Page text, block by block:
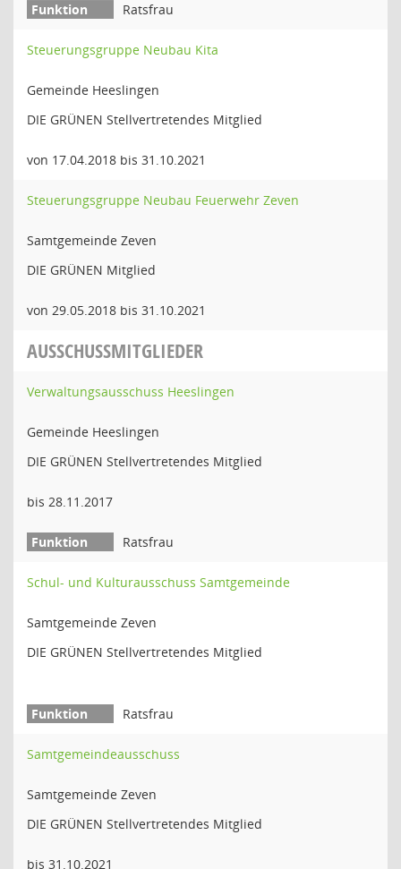
Ratsfrau
Steuerungsgruppe Neubau Kita
Gemeinde Heeslingen
DIE GRÜNEN Stellvertretendes Mitglied
von 17.04.2018 bis 31.10.2021
Steuerungsgruppe Neubau Feuerwehr Zeven
Samtgemeinde Zeven
DIE GRÜNEN Mitglied
von 29.05.2018 bis 31.10.2021
AUSSCHUSSMITGLIEDER
Verwaltungsausschuss Heeslingen
Gemeinde Heeslingen
DIE GRÜNEN Stellvertretendes Mitglied
bis 28.11.2017
Ratsfrau
Schul- und Kulturausschuss Samtgemeinde
Samtgemeinde Zeven
DIE GRÜNEN Stellvertretendes Mitglied
Ratsfrau
Samtgemeindeausschuss
Samtgemeinde Zeven
DIE GRÜNEN Stellvertretendes Mitglied
bis 31.10.2021